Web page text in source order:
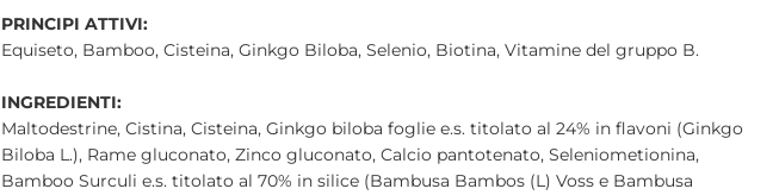
PRINCIPI ATTIVI:
Equiseto, Bamboo, Cisteina, Ginkgo Biloba, Selenio, Biotina, Vitamine del gruppo B.
INGREDIENTI:
Maltodestrine, Cistina, Cisteina, Ginkgo biloba foglie e.s. titolato al 24% in flavoni (Ginkgo
Biloba L.), Rame gluconato, Zinco gluconato, Calcio pantotenato, Seleniometionina,
Bamboo Surculi e.s. titolato al 70% in silice (Bambusa Bambos (L) Voss e Bambusa